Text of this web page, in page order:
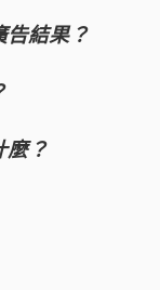
告結果？
麼？